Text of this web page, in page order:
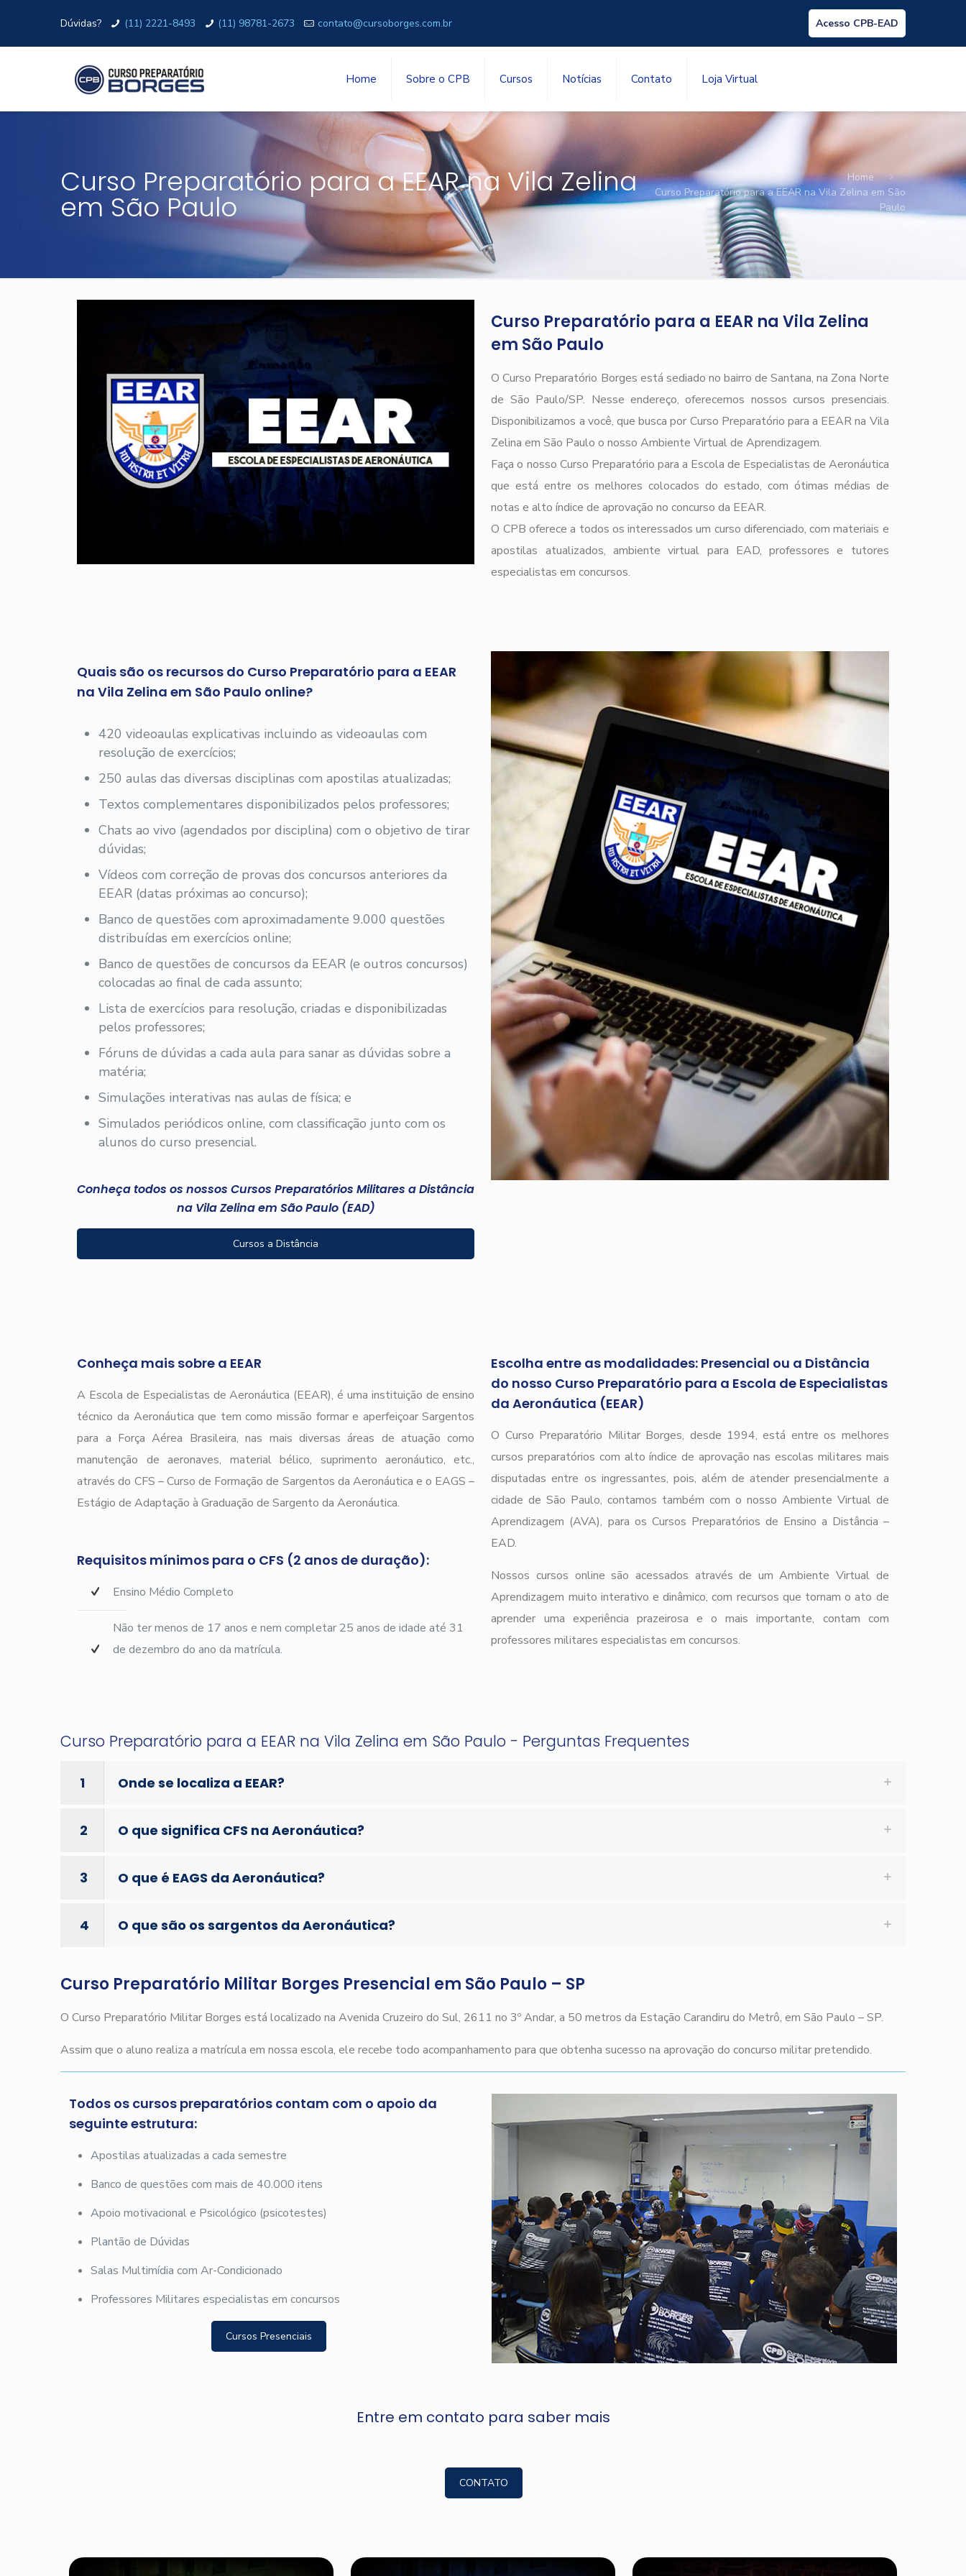
Dúvidas? (11) 2221-8493 (11) 98781-2673 contato@cursoborges.com.br Acesso CPB-EAD
Home Sobre o CPB Cursos Notícias Contato Loja Virtual
Curso Preparatório para a EEAR na Vila Zelina
em São Paulo
Home
Curso Preparatório para a EEAR na Vila Zelina em São
Paulo
Curso Preparatório para a EEAR na Vila Zelina
em São Paulo
O Curso Preparatório Borges está sediado no bairro de Santana, na Zona Norte
de São Paulo/SP. Nesse endereço, oferecemos nossos cursos presenciais.
Disponibilizamos a você, que busca por Curso Preparatório para a EEAR na Vila
Zelina em São Paulo o nosso Ambiente Virtual de Aprendizagem.
Faça o nosso Curso Preparatório para a Escola de Especialistas de Aeronáutica
que está entre os melhores colocados do estado, com ótimas médias de
notas e alto índice de aprovação no concurso da EEAR.
O CPB oferece a todos os interessados um curso diferenciado, com materiais e
apostilas atualizados, ambiente virtual para EAD, professores e tutores
especialistas em concursos.
Quais são os recursos do Curso Preparatório para a EEAR
na Vila Zelina em São Paulo online?
420 videoaulas explicativas incluindo as videoaulas com
resolução de exercícios;
250 aulas das diversas disciplinas com apostilas atualizadas;
Textos complementares disponibilizados pelos professores;
Chats ao vivo (agendados por disciplina) com o objetivo de tirar
dúvidas;
Vídeos com correção de provas dos concursos anteriores da
EEAR (datas próximas ao concurso);
Banco de questões com aproximadamente 9.000 questões
distribuídas em exercícios online;
Banco de questões de concursos da EEAR (e outros concursos)
colocadas ao final de cada assunto;
Lista de exercícios para resolução, criadas e disponibilizadas
pelos professores;
Fóruns de dúvidas a cada aula para sanar as dúvidas sobre a
matéria;
Simulações interativas nas aulas de física; e
Simulados periódicos online, com classificação junto com os
alunos do curso presencial.
Conheça todos os nossos Cursos Preparatórios Militares a Distância
na Vila Zelina em São Paulo (EAD)
Cursos a Distância
Conheça mais sobre a EEAR
A Escola de Especialistas de Aeronáutica (EEAR), é uma instituição de ensino
técnico da Aeronáutica que tem como missão formar e aperfeiçoar Sargentos
para a Força Aérea Brasileira, nas mais diversas áreas de atuação como
manutenção de aeronaves, material bélico, suprimento aeronáutico, etc.,
através do CFS – Curso de Formação de Sargentos da Aeronáutica e o EAGS –
Estágio de Adaptação à Graduação de Sargento da Aeronáutica.
Requisitos mínimos para o CFS (2 anos de duração):
Ensino Médio Completo
Não ter menos de 17 anos e nem completar 25 anos de idade até 31
de dezembro do ano da matrícula.
Escolha entre as modalidades: Presencial ou a Distância
do nosso Curso Preparatório para a Escola de Especialistas
da Aeronáutica (EEAR)
O Curso Preparatório Militar Borges, desde 1994, está entre os melhores
cursos preparatórios com alto índice de aprovação nas escolas militares mais
disputadas entre os ingressantes, pois, além de atender presencialmente a
cidade de São Paulo, contamos também com o nosso Ambiente Virtual de
Aprendizagem (AVA), para os Cursos Preparatórios de Ensino a Distância –
EAD.
Nossos cursos online são acessados através de um Ambiente Virtual de
Aprendizagem muito interativo e dinâmico, com recursos que tornam o ato de
aprender uma experiência prazeirosa e o mais importante, contam com
professores militares especialistas em concursos.
Curso Preparatório para a EEAR na Vila Zelina em São Paulo - Perguntas Frequentes
1 Onde se localiza a EEAR?
2 O que significa CFS na Aeronáutica?
3 O que é EAGS da Aeronáutica?
4 O que são os sargentos da Aeronáutica?
Curso Preparatório Militar Borges Presencial em São Paulo – SP
O Curso Preparatório Militar Borges está localizado na Avenida Cruzeiro do Sul, 2611 no 3º Andar, a 50 metros da Estação Carandiru do Metrô, em São Paulo – SP.
Assim que o aluno realiza a matrícula em nossa escola, ele recebe todo acompanhamento para que obtenha sucesso na aprovação do concurso militar pretendido.
Todos os cursos preparatórios contam com o apoio da
seguinte estrutura:
Apostilas atualizadas a cada semestre
Banco de questões com mais de 40.000 itens
Apoio motivacional e Psicológico (psicotestes)
Plantão de Dúvidas
Salas Multimídia com Ar-Condicionado
Professores Militares especialistas em concursos
Cursos Presenciais
Entre em contato para saber mais
CONTATO